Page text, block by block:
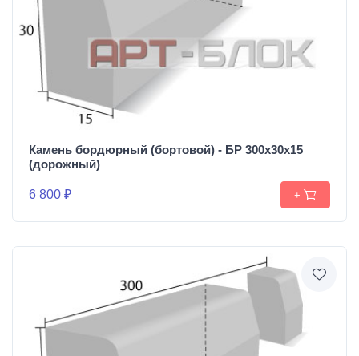
Камень бордюрный (бортовой) - БР 300х30х15
(дорожный)
6 800 ₽ +